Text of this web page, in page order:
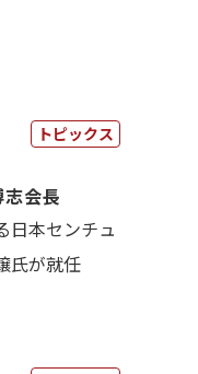
トピックス
会長
日本センチュ
氏が就任